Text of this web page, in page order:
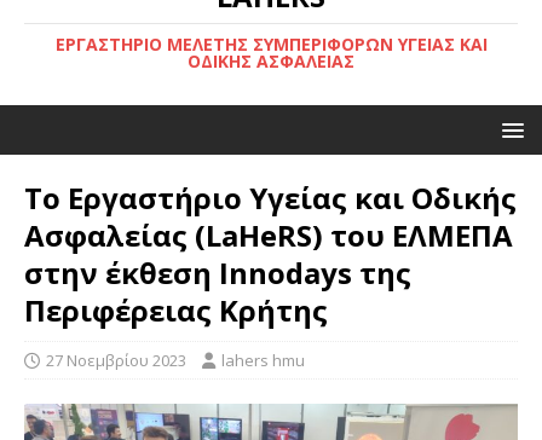
ΕΡΓΑΣΤΗΡΙΟ ΜΕΛΕΤΗΣ ΣΥΜΠΕΡΙΦΟΡΩΝ ΥΓΕΙΑΣ ΚΑΙ
ΟΔΙΚΗΣ ΑΣΦΑΛΕΙΑΣ
Το Εργαστήριο Υγείας και Οδικής
Ασφαλείας (LaHeRS) του ΕΛΜΕΠΑ
στην έκθεση Innodays της
Περιφέρειας Κρήτης
27 Νοεμβρίου 2023 lahers hmu